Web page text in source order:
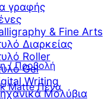
γραφής
& Fine Arts
Διαρκείας
Roller
Gel
Writing
Μολύβια
/ Προβολή
Matte Πένα